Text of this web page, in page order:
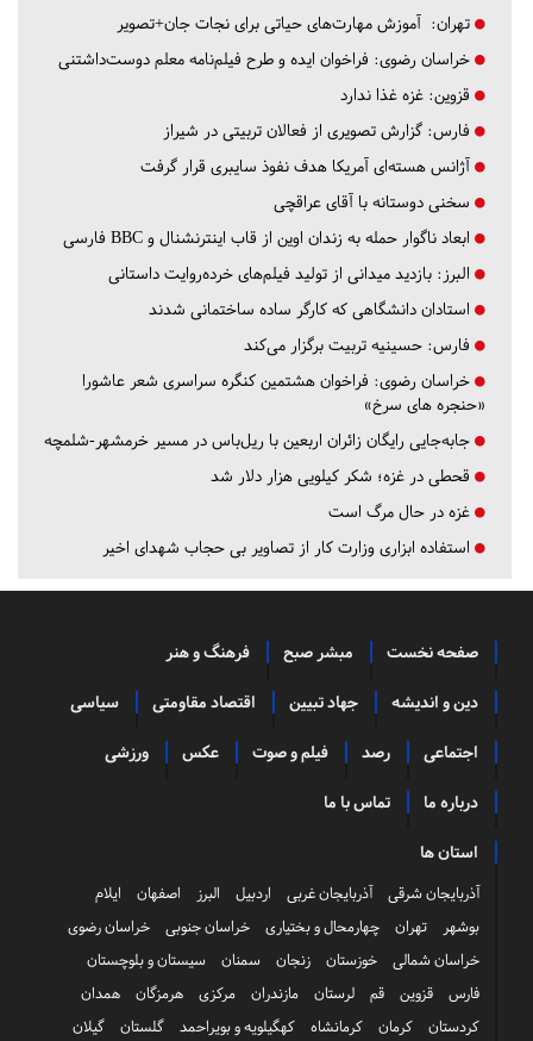
تهران: آموزش مهارت‌های حیاتی برای نجات جان+تصویر
خراسان رضوی: فراخوان ایده و طرح فیلم‌نامه معلم دوست‌داشتنی
قزوین: غزه غذا ندارد
فارس: گزارش تصویری از فعالان تربیتی در شیراز
آژانس هسته‌ای آمریکا هدف نفوذ سایبری قرار گرفت
سخنی دوستانه با آقای عراقچی
ابعاد ناگوار حمله به زندان اوین از قاب اینترنشنال و BBC فارسی
البرز: بازدید میدانی از تولید فیلم‌های خرده‌روایت داستانی
استادان دانشگاهی که کارگر ساده ساختمانی شدند
فارس: حسینیه تربیت برگزار می‌کند
خراسان رضوی: فراخوان هشتمین کنگره سراسری شعر عاشورا
«حنجره های سرخ»
جابه‌جایی رایگان زائران اربعین با ریل‌باس در مسیر خرمشهر-شلمچه
قحطی در غزه؛ شکر کیلویی هزار دلار شد
غزه در حال مرگ است
استفاده ابزاری وزارت کار از تصاویر بی حجاب شهدای اخیر
صفحه نخست مبشر صبح فرهنگ و هنر
دین و اندیشه جهاد تبیین اقتصاد مقاومتی سیاسی
اجتماعی رصد فیلم و صوت عکس ورزشی
درباره ما تماس با ما
استان ها
آذربایجان شرقی آذربایجان غربی اردبیل البرز اصفهان
ایلام
بوشهر
تهران چهارمحال و بختیاری خراسان جنوبی
خراسان رضوی
خراسان شمالی
خوزستان زنجان سمنان
سیستان و بلوچستان
فارس
قزوین قم لرستان مازندران مرکزی هرمزگان
همدان
کردستان
کرمان کرمانشاه کهگیلویه و بویراحمد گلستان گیلان